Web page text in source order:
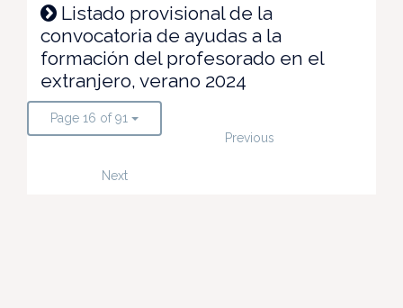
Listado provisional de la
convocatoria de ayudas a la
formación del profesorado en el
extranjero, verano 2024
Page 16 of 91
Previous
Next